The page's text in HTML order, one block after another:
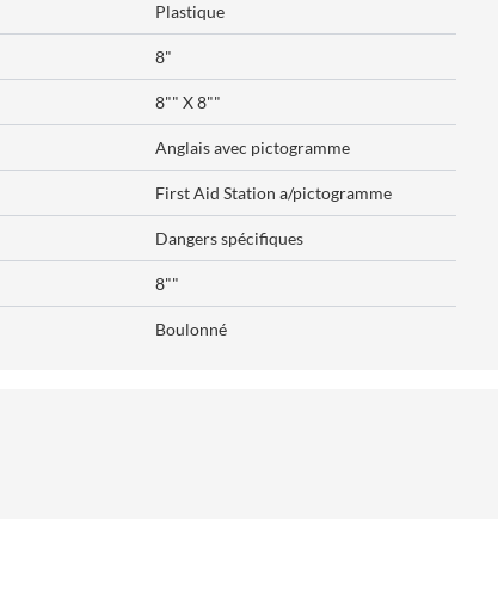
Plastique
8"
8"" X 8""
Anglais avec pictogramme
First Aid Station a/pictogramme
Dangers spécifiques
8""
Boulonné